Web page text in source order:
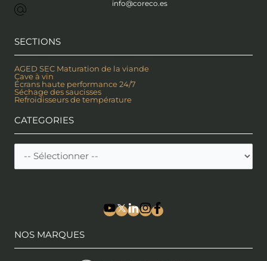
info@coreco.es
SECTIONS
AGED SEC Maturation de la viande
Cave à vin
Écrans haute performance 24/7
Séchage des saucisses
Refroidisseurs de température
CATEGORIES
NOS MARQUES